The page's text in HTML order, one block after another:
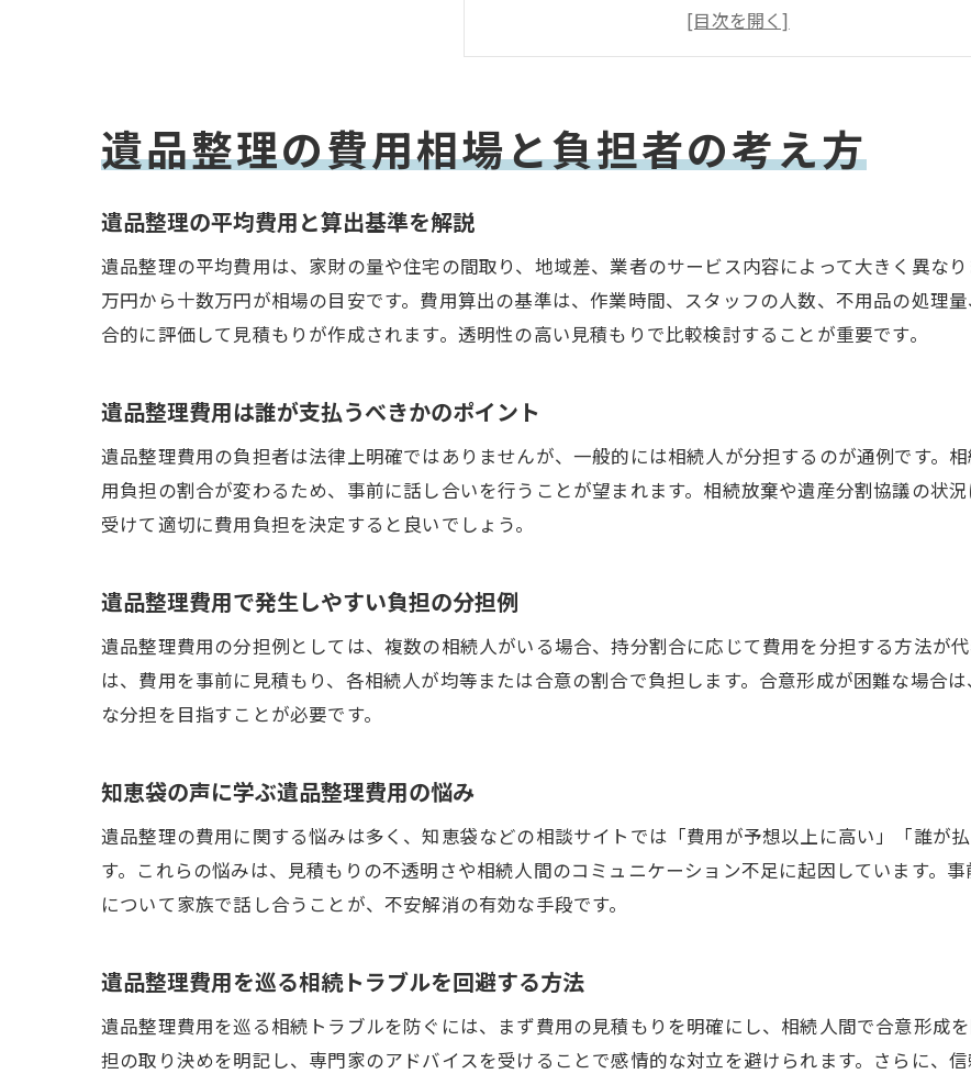
遺品整理費用で発生しやすい負担の分担例
知恵袋の声に学ぶ遺品整理費用の悩み
料金表から見る遺品整理の適正相場を知る
一軒家での遺品整理費用を徹底解説
一軒家の遺品整理で費用が上がる理由
遺品整理費用を比較するポイントとコツ
遺品整理費用が100万円超になるケース
実際にかかった遺品整理費用の経験談
遺品整理費用の見積もり比較で分かること
遺品整理料金表を活用した費用管理術
遺品整理費用の負担を減らす片付け方法
相続税と遺品整理費用の関係を理解する
遺品整理費用と相続税の基本的な関係性
遺品整理費用は相続税の控除対象になるか
遺品整理の費用相場と負担者の考え方
遺品整理の平均費用と算出基準を解説
遺品整理の平均費用は、家財の量や住宅の間取り、地域差、業者のサービス内容によって大きく異な
万円から十数万円が相場の目安です。費用算出の基準は、作業時間、スタッフの人数、不用品の処理
合的に評価して見積もりが作成されます。透明性の高い見積もりで比較検討することが重要です。
遺品整理費用は誰が支払うべきかのポイント
遺品整理費用の負担者は法律上明確ではありませんが、一般的には相続人が分担するのが通例です。
用負担の割合が変わるため、事前に話し合いを行うことが望まれます。相続放棄や遺産分割協議の状
受けて適切に費用負担を決定すると良いでしょう。
遺品整理費用で発生しやすい負担の分担例
遺品整理費用の分担例としては、複数の相続人がいる場合、持分割合に応じて費用を分担する方法が
は、費用を事前に見積もり、各相続人が均等または合意の割合で負担します。合意形成が困難な場合
な分担を目指すことが必要です。
知恵袋の声に学ぶ遺品整理費用の悩み
遺品整理の費用に関する悩みは多く、知恵袋などの相談サイトでは「費用が予想以上に高い」「誰が
す。これらの悩みは、見積もりの不透明さや相続人間のコミュニケーション不足に起因しています。
について家族で話し合うことが、不安解消の有効な手段です。
遺品整理費用を巡る相続トラブルを回避する方法
遺品整理費用を巡る相続トラブルを防ぐには、まず費用の見積もりを明確にし、相続人間で合意形成
担の取り決めを明記し、専門家のアドバイスを受けることで感情的な対立を避けられます。さらに、